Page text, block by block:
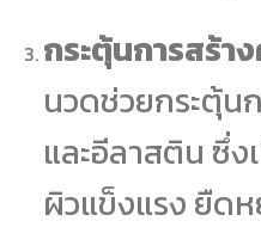
กระตุ้นการสร้า
นวดช่วยกระตุ้น
และอีลาสติน ซึ่ง
ผิวแข็งแรง ยืด